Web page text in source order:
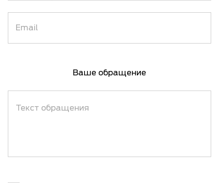
Email
Ваше обращение
Текст обращения